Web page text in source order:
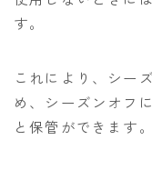
す。
これにより、シー
め、シーズンオフ
と保管ができます。